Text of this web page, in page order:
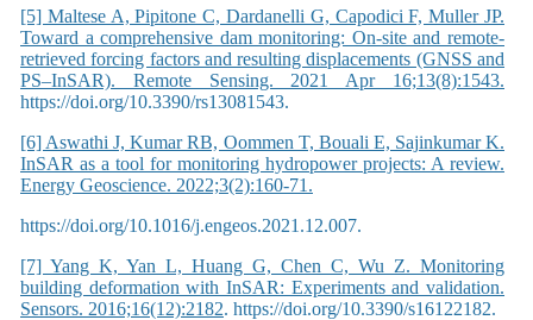
[5] Maltese A, Pipitone C, Dardanelli G, Capodici F, Muller JP.
Toward a comprehensive dam monitoring: On-site and remote-
retrieved forcing factors and resulting displacements (GNSS and
PS–InSAR). Remote Sensing. 2021 Apr 16;13(8):1543.
https://doi.org/10.3390/rs13081543.
[6] Aswathi J, Kumar RB, Oommen T, Bouali E, Sajinkumar K.
InSAR as a tool for monitoring hydropower projects: A review.
Energy Geoscience. 2022;3(2):160-71.
https://doi.org/10.1016/j.engeos.2021.12.007.
[7] Yang K, Yan L, Huang G, Chen C, Wu Z. Monitoring
building deformation with InSAR: Experiments and validation.
Sensors. 2016;16(12):2182. https://doi.org/10.3390/s16122182.